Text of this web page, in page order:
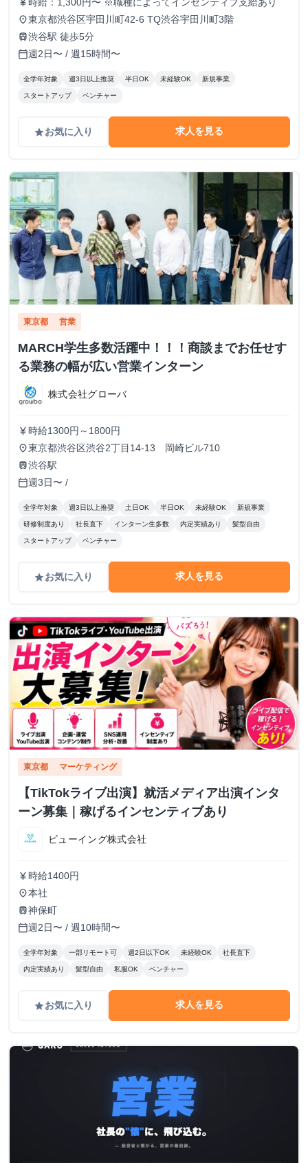
currency_yen
place東京都渋谷区宇田川町42-6 TQ渋谷宇田川町3階
train渋谷駅 徒歩5分
calendar_today週2日〜 / 週15時間〜
全学年対象 週3日以上推奨 半日OK 未経験OK 新規事業
スタートアップ ベンチャー
gradeお気に入り 求人を見る
東京都 営業
MARCH学生多数活躍中！！！商談までお任せす
る業務の幅が広い営業インターン
株式会社グローバ
currency_yen 時給1300円～1800円
place東京都渋谷区渋谷2丁目14-13 岡崎ビル710
train渋谷駅
calendar_today週3日〜 /
全学年対象 週3日以上推奨 土日OK 半日OK 未経験OK 新規事業
研修制度あり 社長直下 インターン生多数 内定実績あり 髪型自由
スタートアップ ベンチャー
gradeお気に入り 求人を見る
東京都 マーケティング
【TikTokライブ出演】就活メディア出演インタ
ーン募集｜稼げるインセンティブあり
ビューイング株式会社
currency_yen 時給1400円
place本社
train神保町
calendar_today週2日〜 / 週10時間〜
全学年対象 一部リモート可 週2日以下OK 未経験OK 社長直下
内定実績あり 髪型自由 私服OK ベンチャー
gradeお気に入り 求人を見る